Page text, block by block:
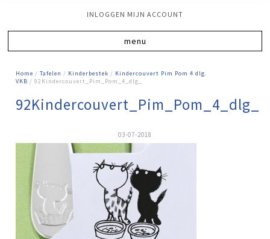
INLOGGEN MIJN ACCOUNT
Home /Tafelen / Kinderbestek / Kindercouvert Pim Pom 4 dlg.
VKB / 92Kindercouvert_Pim_Pom_4_dlg_
92Kindercouvert_Pim_Pom_4_dlg_
03-07-2018